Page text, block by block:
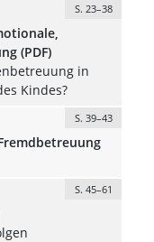
S. 23–38
(PDF)
in
Kindes?
S. 39–43
S. 45–61